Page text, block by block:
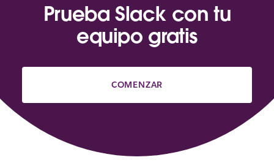
Prueba Slack con tu
equipo gratis
COMENZAR